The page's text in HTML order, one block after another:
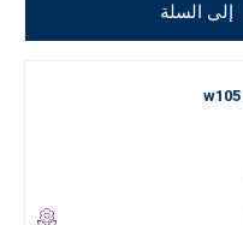
إلى السلة